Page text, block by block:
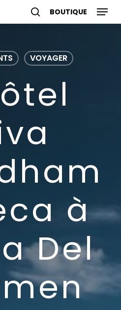
search account
Menu
VOYAGER
à
Del